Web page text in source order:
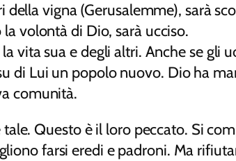
vigna (Gerusalemme), sarà
volontà di Dio, sarà ucciso.
vita sua e degli altri. Anche se gli
di Lui un popolo nuovo. Dio ha
comunità.
Questo è il loro peccato. Si
farsi eredi e padroni. Ma